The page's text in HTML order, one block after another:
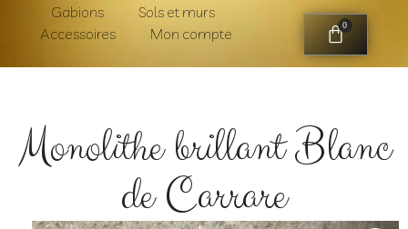
Gabions
Sols et murs
Accessoires
Mon compte 0
Monolithe brillant Blanc
de Carrare